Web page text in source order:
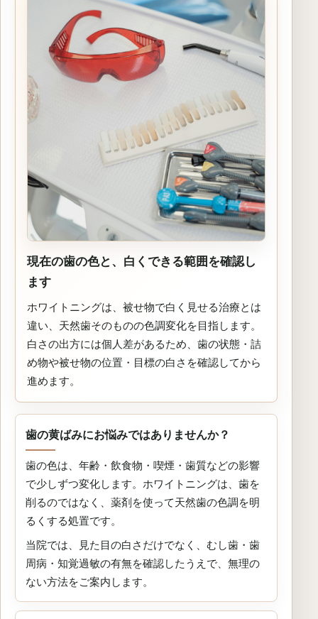
現在の歯の色と、白くできる範囲を確認し
ます
ホワイトニングは、被せ物で白く見せる治療とは
違い、天然歯そのものの色調変化を目指します。
白さの出方には個人差があるため、歯の状態・詰
め物や被せ物の位置・目標の白さを確認してから
進めます。
歯の黄ばみにお悩みではありませんか？
歯の色は、年齢・飲食物・喫煙・歯質などの影響
で少しずつ変化します。ホワイトニングは、歯を
削るのではなく、薬剤を使って天然歯の色調を明
るくする処置です。
当院では、見た目の白さだけでなく、むし歯・歯
周病・知覚過敏の有無を確認したうえで、無理の
ない方法をご案内します。